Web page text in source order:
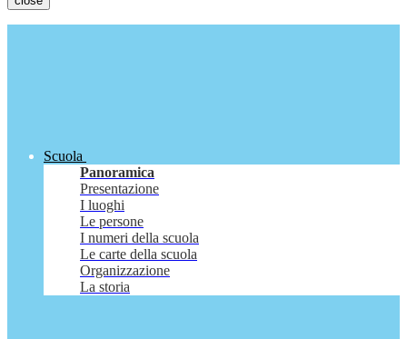
Scuola
Panoramica
Presentazione
I luoghi
Le persone
I numeri della scuola
Le carte della scuola
Organizzazione
La storia